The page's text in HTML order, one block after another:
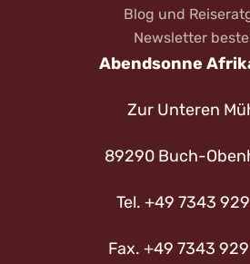
Blog und
Newsletter
Abendsonne
Zur Unteren
89290 Buch-
Tel. +49 7343
Fax. +49 7343